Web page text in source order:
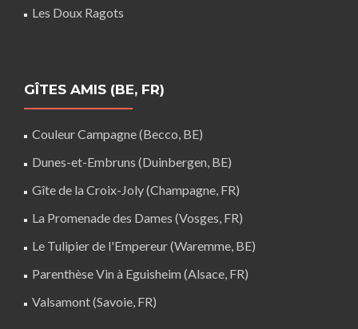
Les Doux Ragots
GÎTES AMIS (BE, FR)
Couleur Campagne (Becco, BE)
Dunes-et-Embruns (Duinbergen, BE)
Gîte de la Croix-Joly (Champagne, FR)
La Promenade des Dames (Vosges, FR)
Le Tulipier de l'Empereur (Waremme, BE)
Parenthèse Vin à Eguisheim (Alsace, FR)
Valsamont (Savoie, FR)